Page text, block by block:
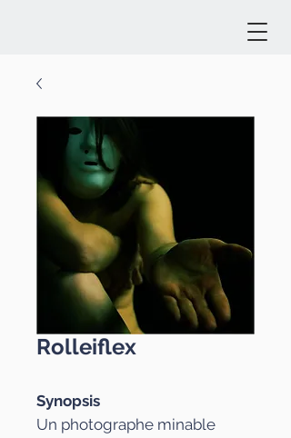
Rolleiflex
Synopsis
Un photographe minable